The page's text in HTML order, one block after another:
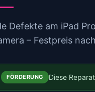
Defekte am iPad
– Festpreis
FÖRDERUNG Diese